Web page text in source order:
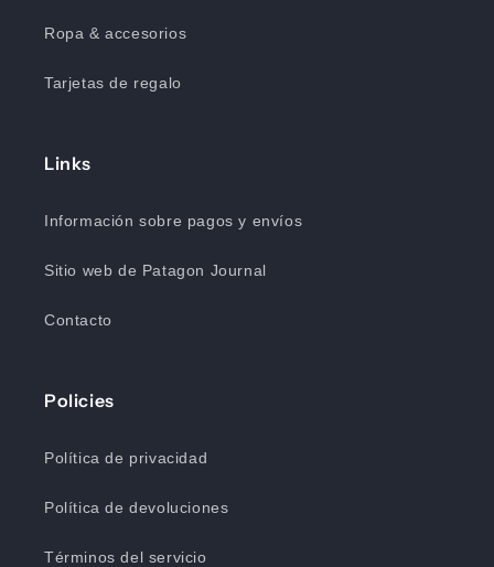
Ropa & accesorios
Tarjetas de regalo
Links
Información sobre pagos y envíos
Sitio web de Patagon Journal
Contacto
Policies
Política de privacidad
Política de devoluciones
Términos del servicio